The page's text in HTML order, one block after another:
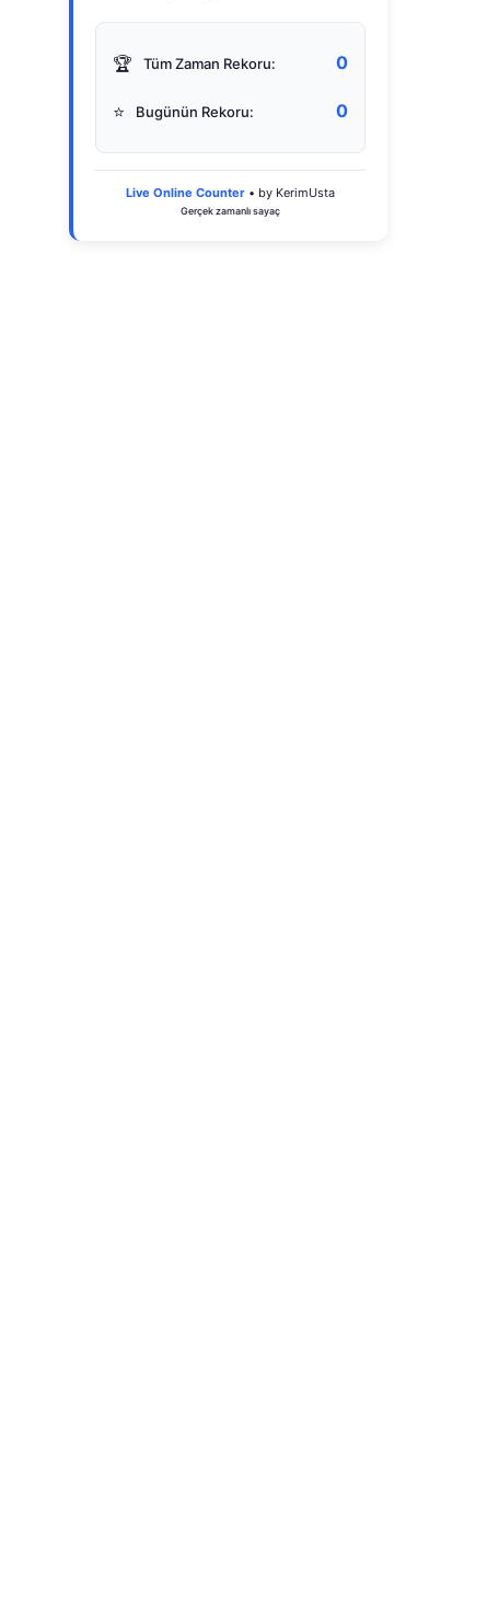
🏆 Tüm Zaman Rekoru: 0
⭐ Bugünün Rekoru: 0
Live Online Counter • by KerimUsta
Gerçek zamanlı sayaç